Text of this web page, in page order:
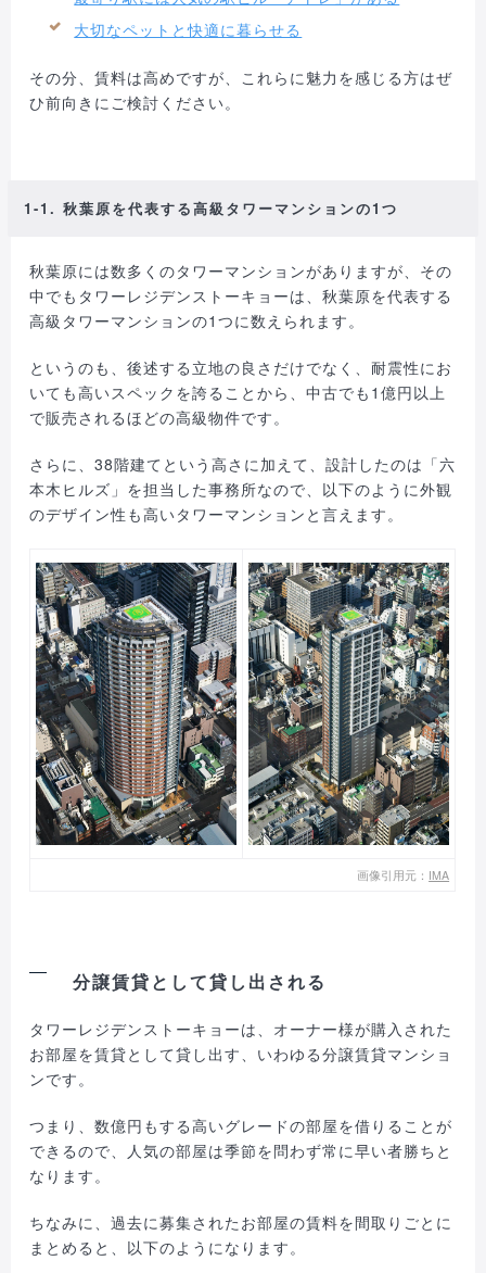
大切なペットと快適に暮らせる
その分、賃料は高めですが、これらに魅力を感じる方はぜ
ひ前向きにご検討ください。
1-1. 秋葉原を代表する高級タワーマンションの1つ
秋葉原には数多くのタワーマンションがありますが、その
中でもタワーレジデンストーキョーは、秋葉原を代表する
高級タワーマンションの1つに数えられます。
というのも、後述する立地の良さだけでなく、耐震性にお
いても高いスペックを誇ることから、中古でも1億円以上
で販売されるほどの高級物件です。
さらに、38階建てという高さに加えて、設計したのは「六
本木ヒルズ」を担当した事務所なので、以下のように外観
のデザイン性も高いタワーマンションと言えます。
画像引用元： IMA
分譲賃貸として貸し出される
タワーレジデンストーキョーは、オーナー様が購入された
お部屋を賃貸として貸し出す、いわゆる分譲賃貸マンショ
ンです。
つまり、数億円もする高いグレードの部屋を借りることが
できるので、人気の部屋は季節を問わず常に早い者勝ちと
なります。
ちなみに、過去に募集されたお部屋の賃料を間取りごとに
まとめると、以下のようになります。